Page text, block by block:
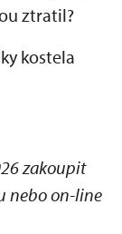
ztratil?
kostela
zakoupit
nebo on-line